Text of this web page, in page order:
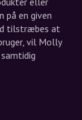
på en given
tilstræbes at
vil Molly